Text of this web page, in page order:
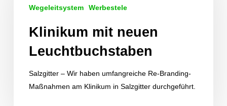
Wegeleitsystem Werbestele
Klinikum mit neuen
Leuchtbuchstaben
Salzgitter – Wir haben umfangreiche Re-Branding-
Maßnahmen am Klinikum in Salzgitter durchgeführt.